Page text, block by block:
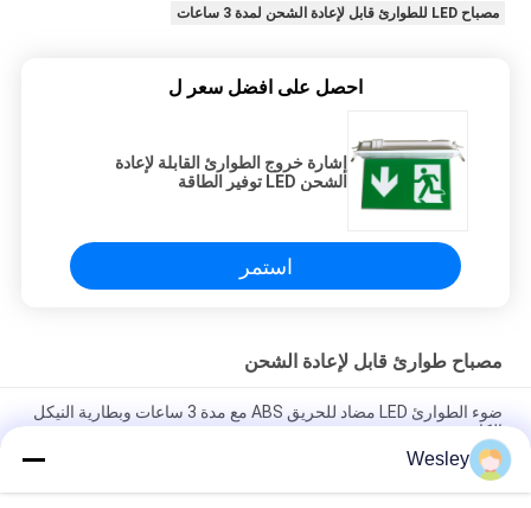
مصباح LED للطوارئ قابل لإعادة الشحن لمدة 3 ساعات
احصل على افضل سعر ل
إشارة خروج الطوارئ القابلة لإعادة
الشحن LED توفير الطاقة
استمر
مصباح طوارئ قابل لإعادة الشحن
ضوء الطوارئ LED مضاد للحريق ABS مع مدة 3 ساعات وبطارية النيكل
الكادميوم
بطارية النيكل الكادميوم ، ومدة 3 ساعات
Wesley